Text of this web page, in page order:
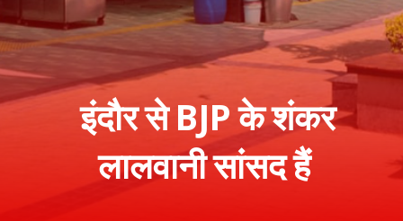
इंदौर से BJP के शंकर
लालवानी सांसद हैं